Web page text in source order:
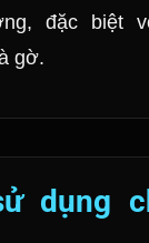
đặc biệt
gờ.
dụng